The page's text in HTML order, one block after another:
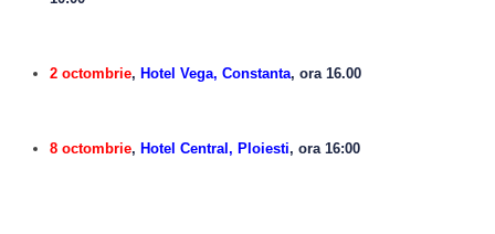
2 octombrie, Hotel Vega, Constanta, ora 16.00
8 octombrie, Hotel Central, Ploiesti, ora 16:00